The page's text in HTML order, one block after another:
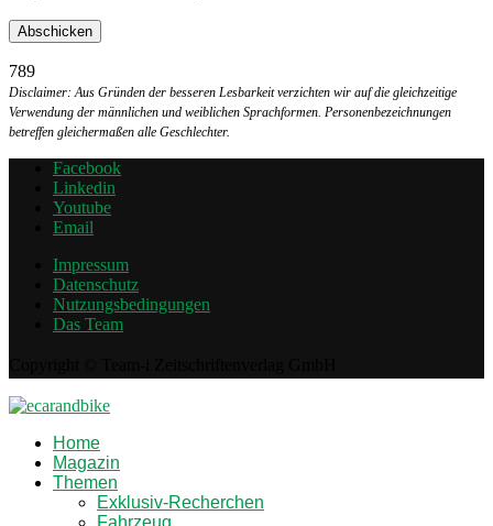
789
Disclaimer: Aus Gründen der besseren Lesbarkeit verzichten wir auf die gleichzeitige
Verwendung der männlichen und weiblichen Sprachformen. Personenbezeichnungen
betreffen gleichermaßen alle Geschlechter.
Facebook
Linkedin
Youtube
Email
Impressum
Datenschutz
Nutzungsbedingungen
Das Team
Home
Magazin
Themen
Exklusiv-Recherchen
Fahrzeug